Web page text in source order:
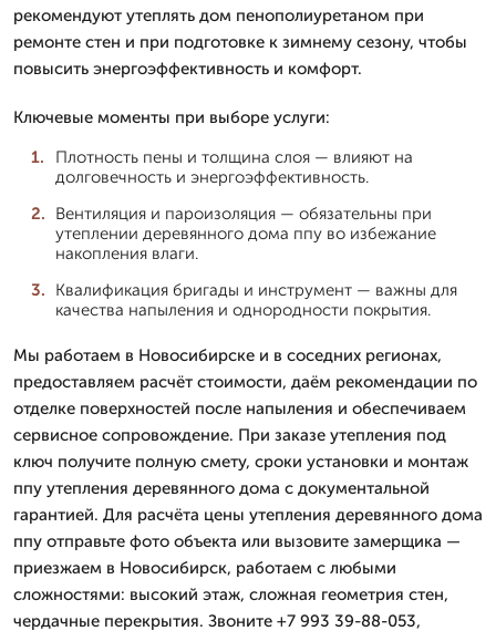
рекомендуют утеплять дом пенополиуретаном при
ремонте стен и при подготовке к зимнему сезону, чтобы
повысить энергоэффективность и комфорт.
Ключевые моменты при выборе услуги:
Плотность пены и толщина слоя — влияют на
долговечность и энергоэффективность.
Вентиляция и пароизоляция — обязательны при
утеплении деревянного дома ппу во избежание
накопления влаги.
Квалификация бригады и инструмент — важны для
качества напыления и однородности покрытия.
Мы работаем в Новосибирске и в соседних регионах,
предоставляем расчёт стоимости, даём рекомендации по
отделке поверхностей после напыления и обеспечиваем
сервисное сопровождение. При заказе утепления под
ключ получите полную смету, сроки установки и монтаж
ппу утепления деревянного дома с документальной
гарантией. Для расчёта цены утепления деревянного дома
ппу отправьте фото объекта или вызовите замерщика —
приезжаем в Новосибирск, работаем с любыми
сложностями: высокий этаж, сложная геометрия стен,
чердачные перекрытия. Звоните +7 993 39-88-053,